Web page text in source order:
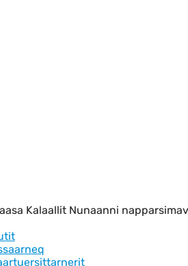
Kalaallit Nunaanni